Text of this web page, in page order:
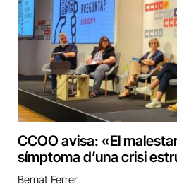
CCOO avisa: «El
símptoma d’una crisi
Bernat Ferrer